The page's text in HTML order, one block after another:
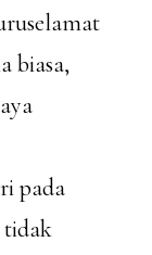
biasa,
pada
tidak